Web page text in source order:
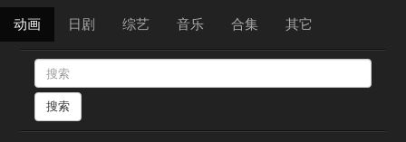
动画 日剧 综艺 音乐 合集 其它
搜索